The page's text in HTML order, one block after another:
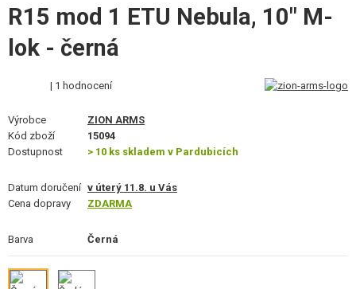
VÝSTROJ, UNIFORMY, POUZDRA
MASKOVÁNÍ, BARVY, PÁSKY
VYSÍLAČKY, HEADSETY, KAMERY
DOPLŇKY KE ZBRANÍM, POPRUHY
NÁHRADNÍ DÍLY, UPGRADE
SERVIS A ÚDRŽBA ZBRANÍ
SEBEOBRANA, VÝCVIK, NOŽE
TERČE, STŘELNICE
R15 mod 1 ETU Nebula, 10" M-
lok - černá
| 1 hodnocení
Výrobce
ZION ARMS
Kód zboží
15094
Dostupnost
> 10 ks skladem v Pardubicích
Datum doručení v úterý 11.8. u Vás
Cena dopravy
ZDARMA
Barva Černá